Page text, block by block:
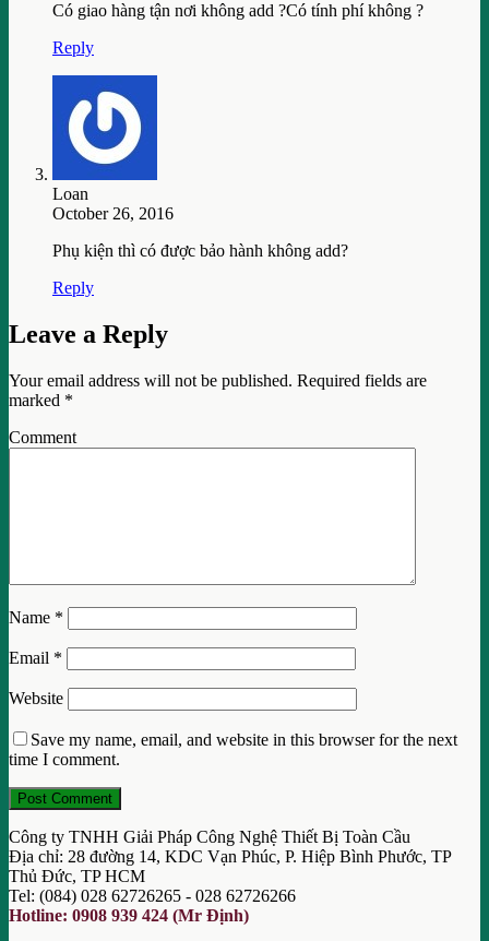
Có giao hàng tận nơi không add ?Có tính phí không ?
Reply
Loan
October 26, 2016
Phụ kiện thì có được bảo hành không add?
Reply
Leave a Reply
Your email address will not be published. Required fields are
marked *
Comment
Name *
Email *
Website
Save my name, email, and website in this browser for the next
time I comment.
Công ty TNHH Giải Pháp Công Nghệ Thiết Bị Toàn Cầu
Địa chỉ: 28 đường 14, KDC Vạn Phúc, P. Hiệp Bình Phước, TP
Thủ Đức, TP HCM
Tel: (084) 028 62726265 - 028 62726266
Hotline: 0908 939 424 (Mr Định)